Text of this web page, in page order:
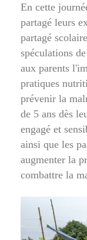
En cette
partagé leurs
partagé
spéculations
aux parents
pratiques
prévenir la
de 5 ans dès
engagé et
ainsi que les
augmenter la
combattre la